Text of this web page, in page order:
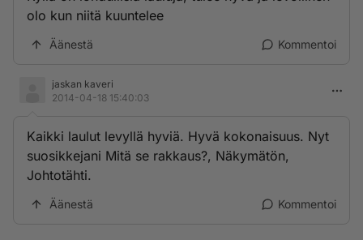
olo kun niitä kuuntelee
Äänestä Kommentoi
jaskan kaveri
2014-04-18 15:40:03
Kaikki laulut levyllä hyviä. Hyvä kokonaisuus. Nyt
suosikkejani Mitä se rakkaus?, Näkymätön,
Johtotähti.
Äänestä Kommentoi